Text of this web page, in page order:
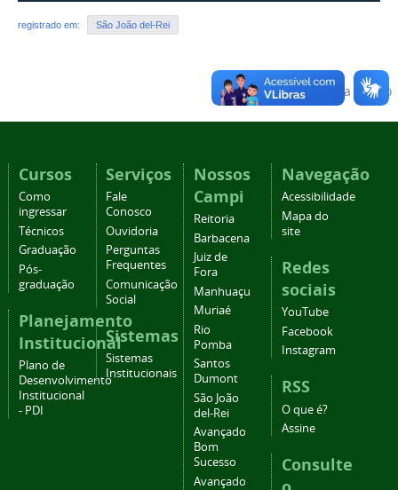
registrado em: São João del-Rei
Voltar para o topo
Cursos
Como
ingressar
Técnicos
Graduação
Pós-
graduação
Planejamento
Institucional
Plano de
Desenvolvimento
Institucional
- PDI
Serviços
Fale
Conosco
Ouvidoria
Perguntas
Frequentes
Comunicação
Social
Sistemas
Sistemas
Institucionais
Nossos
Campi
Reitoria
Barbacena
Juiz de
Fora
Manhuaçu
Muriaé
Rio
Pomba
Santos
Dumont
São João
del-Rei
Avançado
Bom
Sucesso
Avançado
Navegação
Acessibilidade
Mapa do
site
Redes
sociais
YouTube
Facebook
Instagram
RSS
O que é?
Assine
Consulte